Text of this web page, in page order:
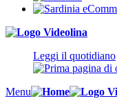
Leggi il quotidiano
Menu